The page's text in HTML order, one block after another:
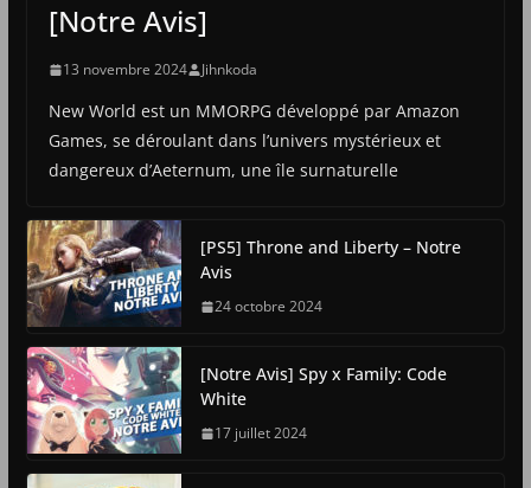
[Notre Avis]
13 novembre 2024 Jihnkoda
New World est un MMORPG développé par Amazon
Games, se déroulant dans l’univers mystérieux et
dangereux d’Aeternum, une île surnaturelle
[PS5] Throne and Liberty – Notre
Avis
24 octobre 2024
[Notre Avis] Spy x Family: Code
White
17 juillet 2024